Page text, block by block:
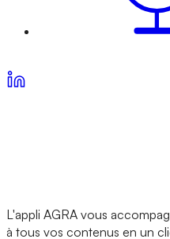
L'appli AGRA vous
à tous vos contenus en un